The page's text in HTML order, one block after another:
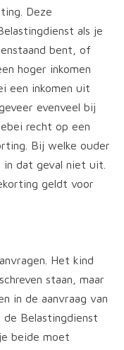
Deze
als je
bent, of
hoger inkomen
een inkomen uit
evenveel bij
recht op een
Bij welke ouder
in dat geval niet uit.
geldt voor
Het kind
staan, maar
in de aanvraag van
de Belastingdienst
beide moet